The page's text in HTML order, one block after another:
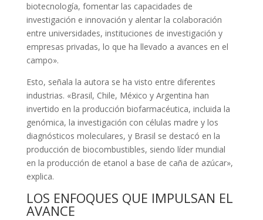
biotecnología, fomentar las capacidades de
investigación e innovación y alentar la colaboración
entre universidades, instituciones de investigación y
empresas privadas, lo que ha llevado a avances en el
campo».
Esto, señala la autora se ha visto entre diferentes
industrias. «Brasil, Chile, México y Argentina han
invertido en la producción biofarmacéutica, incluida la
genómica, la investigación con células madre y los
diagnósticos moleculares, y Brasil se destacó en la
producción de biocombustibles, siendo líder mundial
en la producción de etanol a base de caña de azúcar»,
explica.
LOS ENFOQUES QUE IMPULSAN EL
AVANCE